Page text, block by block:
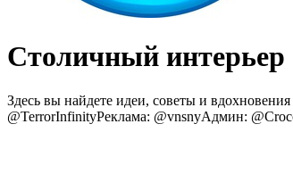
Столичный интерьер
Здесь вы найдете идеи, советы и
@TerrorInfinityРеклама: @vnsnyАдмин: